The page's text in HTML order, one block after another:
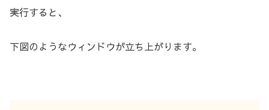
実行すると、
下図のようなウィンドウが立ち上がります。